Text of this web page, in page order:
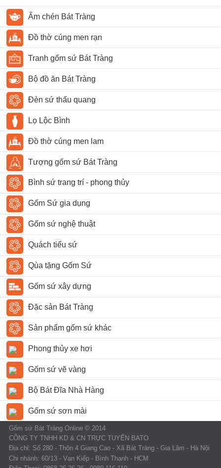
Ấm chén Bát Tràng
Đồ thờ cúng men rạn
Tranh gốm sứ Bát Tràng
Bộ đồ ăn Bát Tràng
Đèn sứ thấu quang
Lọ Lộc Bình
Đồ thờ cúng men lam
Tượng gốm sứ Bát Tràng
Bình sứ trang trí - phong thủy
Gốm Sứ gia dụng
Gốm sứ nghệ thuật
Quách tiểu sứ
Qùa tặng Gốm Sứ
Gốm sứ xây dựng
Đặc sản Bát Tràng
Sản phẩm gốm sứ khác
Phong thủy xe hơi
Gốm sứ vẽ vàng
Bộ Bát Đĩa Nhà Hàng
Gốm sứ sơn mài
Gốm sứ Bát Tràng Online © 2014
CÔNG TY TNHH KD & CN TRỰC TUYẾN BATO
Địa chỉ: Số 280 - Thôn 4 Giang Cao - Xã Bát Tràng - Gia Lâm - Hà Nội
Chi nhánh: 60/13 - Vạn Kiếp - Bình Thạnh - HCM